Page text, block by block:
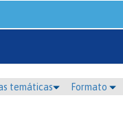
temáticas Formato